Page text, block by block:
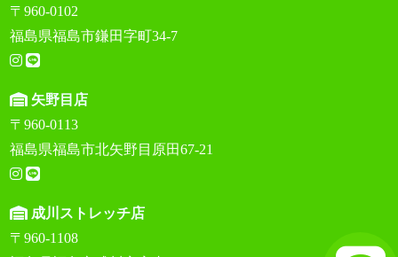
〒960-0102
福島県福島市鎌田字町34-7
矢野目店
〒960-0113
福島県福島市北矢野目原田67-21
成川ストレッチ店
〒960-1108